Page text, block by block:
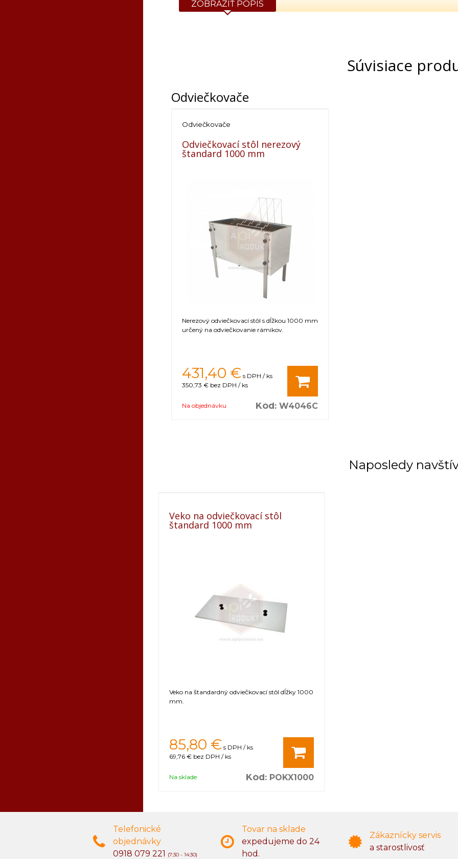
ZOBRAZIŤ POPIS
Súvisiace
Odviečkovače
Odviečkovače
Odviečkovací stôl nerezový
štandard 1000 mm
Nerezový odviečkovací stôl s dĺžkou 1000 mm
určený na odviečkovanie rámikov.
431,40 € s DPH / ks
350,73 € bez DPH / ks
Na objednávku Kód: W4046C
Naposledy
Veko na odviečkovací stôl
štandard 1000 mm
Veko na štandardný odviečkovací stôl dĺžky 1000
mm.
85,80 € s DPH / ks
69,76 € bez DPH / ks
Na sklade Kód: POKX1000
Telefonické
objednávky
0918 079 221 (7:30 - 14:30)
Tovar na sklade
expedujeme do 24
hod.
Zákaznícky servis
a starostlivosť